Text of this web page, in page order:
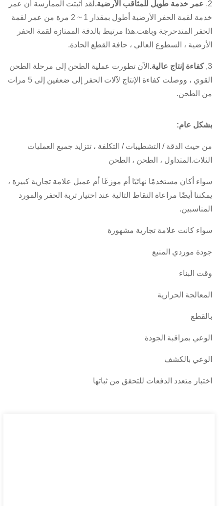
2, عمر خدمة طويل للمثاقب الأرضية.لقد أثبتت الممارسة أن عمر
خدمة لقمة الحفر الأرضية أطول بمقدار 1 ~ 2 مرة من عمر لقمة
الحفر المتدحرجة وباهت.هذا مرتبط بالدقة الممتازة لقمة الحفر
الأرضية ، السطوع العالي ، حافة القطع الحادة.
3, كفاءة إنتاج عالية. الآن تطورت عملية الطحن إلى مرحلة الطحن
القوي ، ووصلت كفاءة الإنتاج لآلات الحفر إلى ضعفين إلى 5 مرات
من الطحن.
بشكل عام:
من حيث الدقة / التشطيبات / التكلفة ، تتزايد جميع العمليات
الثلاث.المتداول ، الطحن ، الطحن
سواء أكان مستخدمًا نهائيًا أم موزعًا أم عميل علامة تجارية كبيرة ،
يمكننا أيضًا مراعاة النقاط التالية عند اختيار تربة الحفر والمورد
المناسبين.
سواء كانت علامة تجارية مشهورة
جودة موردي المنبع
وقت البناء
المعالجة الحرارية
بالقطع
الوعي بمراقبة الجودة
الوعي بالكشف
اختبار متعدد الدفعات للتحقق من ثباتها